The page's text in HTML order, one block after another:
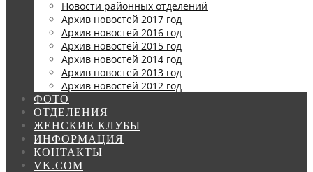
Новости районных отделений
Архив новостей 2017 год
Архив новостей 2016 год
Архив новостей 2015 год
Архив новостей 2014 год
Архив новостей 2013 год
Архив новостей 2012 год
ФОТО
ОТДЕЛЕНИЯ
ЖЕНСКИЕ КЛУБЫ
ИНФОРМАЦИЯ
КОНТАКТЫ
VK.COM